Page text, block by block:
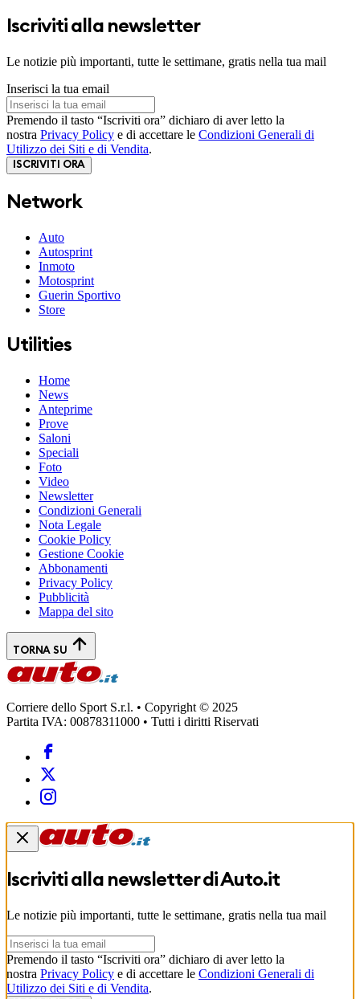
Iscriviti alla newsletter
Le notizie più importanti, tutte le settimane, gratis nella tua mail
Inserisci la tua email
Premendo il tasto “Iscriviti ora” dichiaro di aver letto la
nostra Privacy Policy e di accettare le Condizioni Generali di
Utilizzo dei Siti e di Vendita.
ISCRIVITI ORA
Network
Auto
Autosprint
Inmoto
Motosprint
Guerin Sportivo
Store
Utilities
Home
News
Anteprime
Prove
Saloni
Speciali
Foto
Video
Newsletter
Condizioni Generali
Nota Legale
Cookie Policy
Gestione Cookie
Abbonamenti
Privacy Policy
Pubblicità
Mappa del sito
TORNA SU
Corriere dello Sport S.r.l. • Copyright © 2025
Partita IVA: 00878311000 • Tutti i diritti Riservati
Iscriviti alla newsletter diAuto.it
Le notizie più importanti, tutte le settimane, gratis nella tua mail
Premendo il tasto “Iscriviti ora” dichiaro di aver letto la
nostra Privacy Policy e di accettare le Condizioni Generali di
Utilizzo dei Siti e di Vendita.